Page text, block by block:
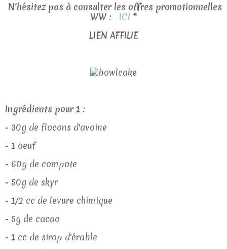
N'hésitez pas à consulter les offres promotionnelles
WW :
ICI *
LIEN AFFILIE
Ingrédients pour 1 :
- 30g de flocons d'avoine
- 1 oeuf
- 60g de compote
- 50g de skyr
- 1/2 cc de levure chimique
- 5g de cacao
- 1 cc de sirop d'érable